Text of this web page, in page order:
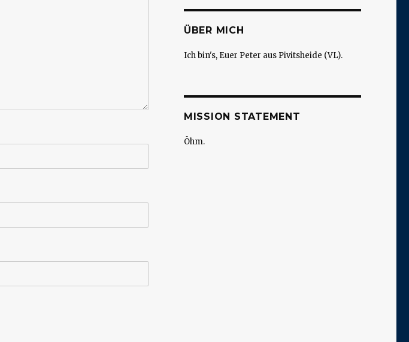
ÜBER MICH
Ich bin's, Euer Peter aus Pivitsheide (VL).
MISSION STATEMENT
Öhm.